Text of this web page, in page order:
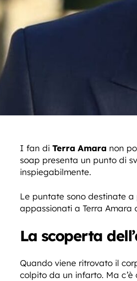
I fan di Terra Amara non
soap presenta un punto di
inspiegabilmente.
Le puntate sono destinate
appassionati a Terra Amara
La scoperta
Quando viene ritrovato il
colpito da un infarto. Ma